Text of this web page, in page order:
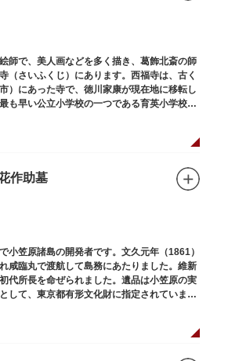
師で、美人画などを多く描き、葛飾北斎の師
（さいふくじ）にあります。西福寺は、古く
）にあった寺で、徳川家康が現在地に移転し
も早い公立小学校の一つである育英小学校の
す。
作助墓
小笠原諸島の開発者です。文久元年（1861）
咸臨丸で渡航して島務にあたりました。維新
代所長を命ぜられました。遺品は小笠原の実
して、東京都有形文化財に指定されていま
。